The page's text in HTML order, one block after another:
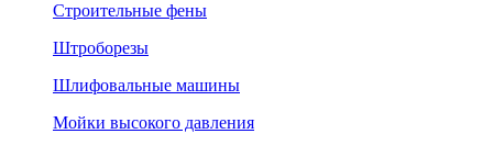
Строительные фены
Штроборезы
Шлифовальные машины
Мойки высокого давления